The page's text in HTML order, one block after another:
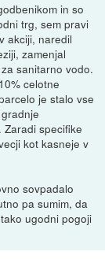
in so
trg, sem pravi
akciji, naredil
zamenjal
sanitarno vodo.
celotne
je stalo vse
specifike
kot kasneje v
sovpadalo
pa sumim, da
ugodni pogoji